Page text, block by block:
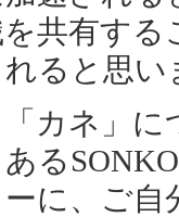
共有する
れると思い
カネ」に
ある
ーに、ご